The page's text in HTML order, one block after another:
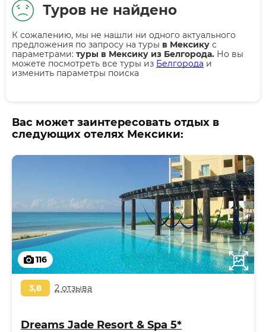
Туров не найдено
К сожалению, мы не нашли ни одного актуального
предложения по запросу на туры в Мексику с
параметрами: туры в Мексику из Белгорода. Но вы
можете посмотреть все туры из Белгорода и
изменить параметры поиска
Вас может заинтересовать отдых в
следующих отелях Мексики:
116
3,8 2 отзыва
Dreams Jade Resort & Spa 5*